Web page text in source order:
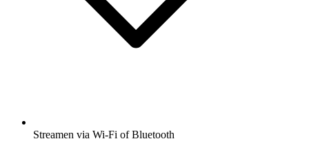
Streamen via Wi-Fi of Bluetooth